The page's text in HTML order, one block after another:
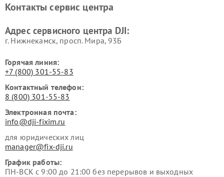
Контакты сервис центра
Адрес сервисного центра DJI:
г. Нижнекамск, просп. Мира, 93Б
Горячая линия:
+7 (800) 301-55-83
Контактный телефон:
8 (800) 301-55-83
Электронная почта:
info@dji-fixim.ru
для юридических лиц
manager@fix-dji.ru
График работы:
ПН-ВСК с 9:00 до 21:00 без перерывов и выходных